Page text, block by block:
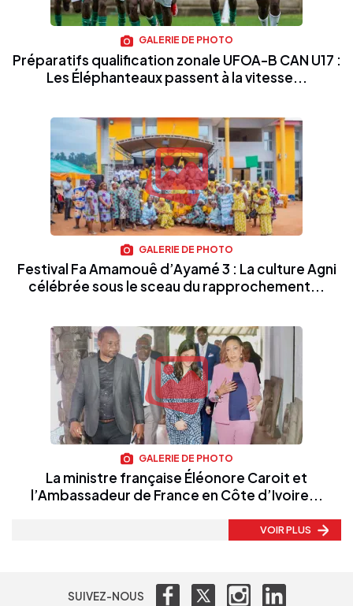
GALERIE DE PHOTO
Préparatifs qualification zonale UFOA-B CAN U17 :
Les Éléphanteaux passent à la vitesse...
GALERIE DE PHOTO
Festival Fa Amamouê d’Ayamé 3 : La culture Agni
célébrée sous le sceau du rapprochement...
GALERIE DE PHOTO
La ministre française Éléonore Caroit et
l’Ambassadeur de France en Côte d’Ivoire...
VOIR PLUS
SUIVEZ-NOUS